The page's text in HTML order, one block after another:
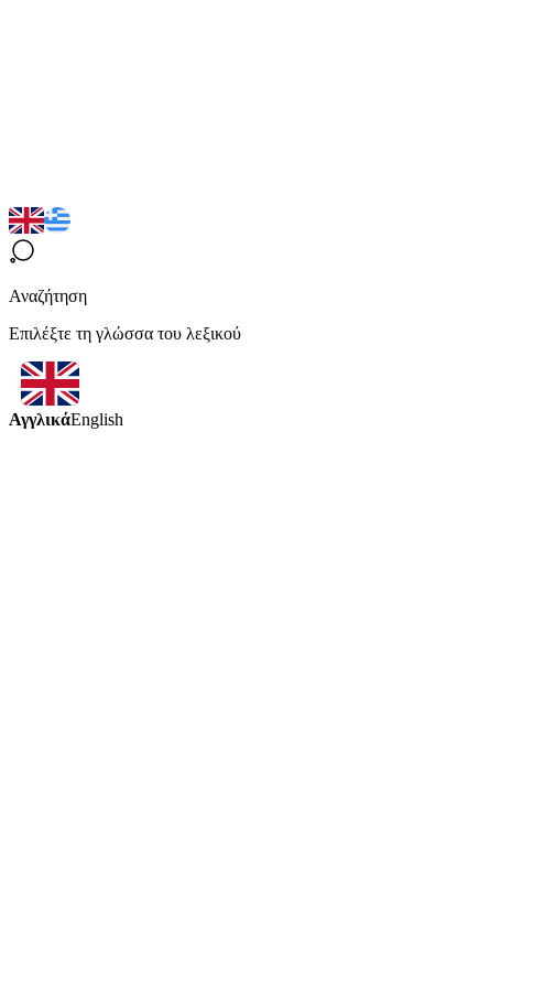
Αναζήτηση
Επιλέξτε τη γλώσσα του λεξικού
ΑγγλικάEnglish